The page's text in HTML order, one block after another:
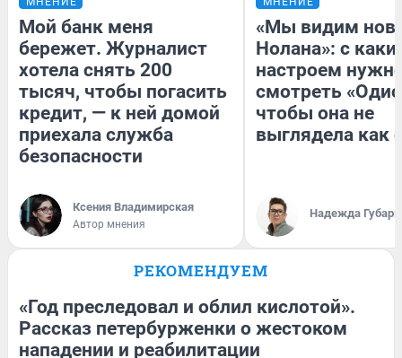
Мой банк меня
бережет. Журналист
хотела снять 200
тысяч, чтобы погасить
кредит, — к ней домой
приехала служба
безопасности
Ксения Владимирская
Автор мнения
«Мы видим
Нолана»: с
настроем
смотреть
чтобы она не
выглядела как
Надежда Губарь
РЕКОМЕНДУЕМ
«Год преследовал и облил кислотой».
Рассказ петербурженки о жестоком
нападении и реабилитации